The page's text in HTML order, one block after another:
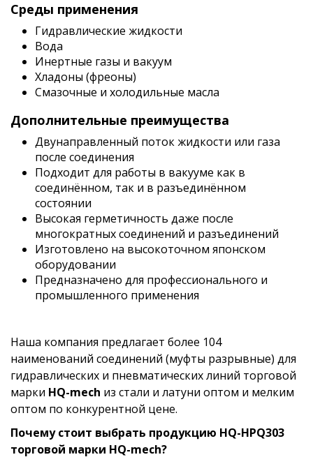
Среды применения
Гидравлические жидкости
Вода
Инертные газы и вакуум
Хладоны (фреоны)
Смазочные и холодильные масла
Дополнительные преимущества
Двунаправленный поток жидкости или газа
после соединения
Подходит для работы в вакууме как в
соединённом, так и в разъединённом
состоянии
Высокая герметичность даже после
многократных соединений и разъединений
Изготовлено на высокоточном японском
оборудовании
Предназначено для профессионального и
промышленного применения
Наша компания предлагает более 104
наименований соединений (муфты разрывные) для
гидравлических и пневматических линий торговой
марки HQ-mech из стали и латуни оптом и мелким
оптом по конкурентной цене.
Почему стоит выбрать продукцию HQ-HPQ303
торговой марки HQ-mech?